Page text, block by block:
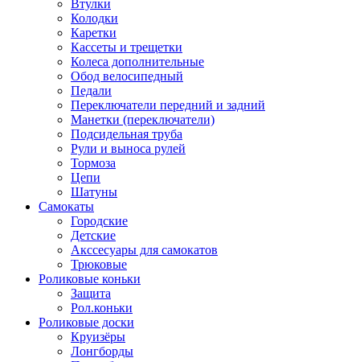
Втулки
Колодки
Каретки
Кассеты и трещетки
Колеса дополнительные
Обод велосипедный
Педали
Переключатели передний и задний
Манетки (переключатели)
Подсидельная труба
Рули и выноса рулей
Тормоза
Цепи
Шатуны
Самокаты
Городские
Детские
Акссесуары для самокатов
Трюковые
Роликовые коньки
Защита
Рол.коньки
Роликовые доски
Круизёры
Лонгборды